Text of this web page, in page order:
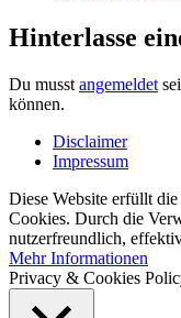
Hinterlasse
Du musst angemeldet
können.
Disclaimer
Impressum
Diese Website erfüllt
Cookies. Durch die
nutzerfreundlich,
Mehr Informationen
Privacy & Cookies